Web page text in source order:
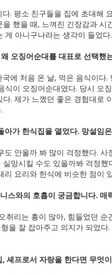
. 평소 친구들을 집에 초대해
했을 때, 느껴진 긴장감과
게 아니구나라는 생각이 들었다.
오징어순대를 대표로 선택했
에 처음 온 날, 먹은 음식이다
식이 오징어순대였다. 당시 오
. 제가 느꼈던 좋은 경험대로
아가 한식집을 열었다. 망설임
도 안올까 봐 많이 걱정했다.
망시킬 수도 있을까봐 걱정
리 요리와 한식에 비슷한 점이
스와의 호흡이 궁금합니다. 매
취리는 흥이 많아, 힘들었던
을 잘 잡아주고 의지가 되었
셰프로서 자랑을 한다면 무엇